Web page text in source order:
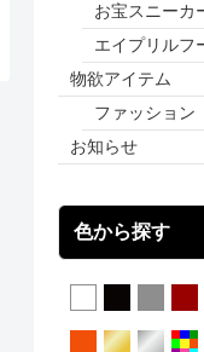
お宝スニーカ
エイプリルフ
物欲アイテム
ファッション
お知らせ
色から探す